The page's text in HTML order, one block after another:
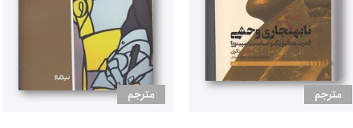
مترجم مترجم